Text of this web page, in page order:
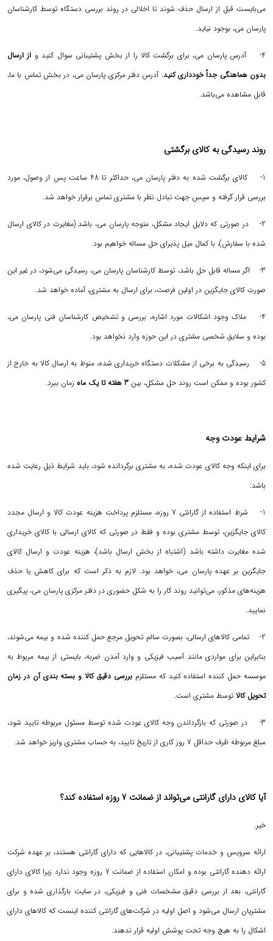
می‌بایست قبل از ارسال حذف شوند تا اخلالی در روند بررسی دستگاه توسط کارشناسان
پارسان می، بوجود نیاید.
4- آدرس پارسان می، برای برگشت کالا را از بخش پشتیبانی سوال کنید و
از ارسال
بدون هماهنگی جداً خودداری کنید. آدرس دفتر مرکزی پارسان می، در بخش تماس با ما،
قابل مشاهده می‌باشد.
روند رسیدگی به کالای برگشتی
1- کالای برگشت شده به دفتر پارسان می، حداکثر تا 48 ساعت پس از وصول، مورد
بررسی قرار گرفته و سپس جهت تبادل نظر با مشتری تماس برقرار خواهد شد.
2- در صورتی که دلایل ایجاد مشکل، متوجه پارسان می، باشد (مغایرت در کالای ارسال
شده با سفارش)، با کمال میل پذیرای حل مساله خواهیم بود.
3- اگر مساله قابل حل باشد، توسط کارشناسان پارسان می، رسیدگی می‌شود، در غیر این
صورت کالای جایگزین در اولین فرصت، برای ارسال به مشتری، آماده خواهد شد.
4- ملاک وجود اشکالات مورد اشاره، بررسی و تشخیص کارشناسان فنی پارسان می،
بوده و سلایق شخصی مشتری در این حوزه وارد نخواهد بود.
5- رسیدگی به برخی از مشکلات دستگاه خریداری شده، منوط به ارسال کالا به خارج از
کشور بوده و ممکن است روند حل مشکل، بین
زمان ببرد.
شرایط عودت وجه
برای اینکه وجه کالای عودت شده، به مشتری برگردانده شود، باید شرایط ذیل رعایت شده
باشد:
1- شرط استفاده از گارانتی 7 روزه، مستلزم پرداخت هزینه عودت کالا و ارسال مجدد
کالای جایگزین، توسط مشتری بوده و فقط در صورتی که کالای ارسالی با کالای خریداری
شده مغایرت داشته باشد (اشتباه از بخش ارسال باشد)، هزینه عودت و ارسال کالای
جایگزین بر عهده پارسان می، خواهد بود. لازم به ذکر است که برای کاهش یا حذف
هزینه‌های مذکور، می‌توانید روند کار را به شکل حضوری در دفتر مرکزی پارسان می، پیگیری
نمایید.
2- تمامی کالاهای ارسالی، بصورت سالم تحویل مرجع حمل کننده شده و بیمه می‌شوند،
بنابراین برای مواردی مانند آسیب فیزیکی و وارد آمدن ضربه، بایستی از بیمه مربوط به
موسسه حمل کننده استفاده کنید که مستلزمبررسی دقیق کالا و بسته بندی آن در زمان
تحویل کالا توسط مشتری است.
3- در صورتی که بازگرداندن وجه کالای عودت شده توسط مسئول مربوطه تایید شود،
مبلغ مربوطه ظرف حداقل 7 روز کاری از تاریخ تایید، به حساب مشتری واریز خواهد شد.
آیا کالای دارای گارانتی می‌تواند از ضمانت 7 روزه استفاده کند؟
خیر.
ارائه سرویس و خدمات پشتیبانی، در کالاهایی که دارای گارانتی هستند، بر عهده شرکت
ارائه دهنده گارانتی بوده و امکان استفاده از ضمانت 7 روزه وجود ندارد زیرا کالای دارای
گارانتی، بعد از بررسی دقیق مشخصات فنی و فیزیکی، در سایت بارگذاری شده و برای
مشتریان ارسال می‌شود و اصل اولیه در شرکت‌های گارانتی کننده اینست که کالاهای دارای
اشکال را به هیچ وجه تحت پوشش اولیه قرار ندهند.